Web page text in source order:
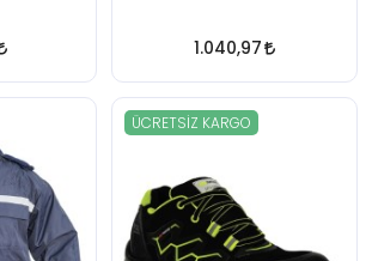
1.040,97
ÜCRETSIZ KARGO